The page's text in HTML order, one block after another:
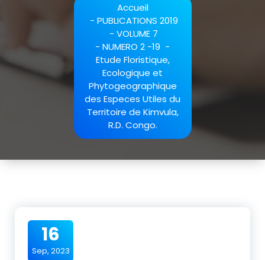
Accueil
- PUBLICATIONS 2019
- VOLUME 7
- NUMERO 2 -19 -
Etude Floristique,
Ecologique et
Phytogeographique
des Especes Utiles du
Territoire de Kimvula,
R.D. Congo.
16
Sep, 2023